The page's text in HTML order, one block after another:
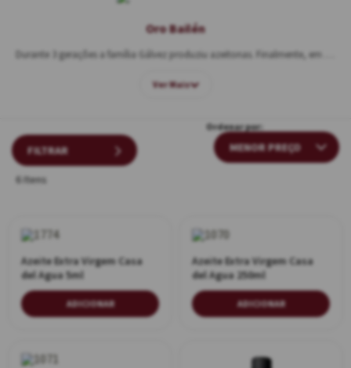
Oro Bailén
Ver Mais
6 Itens
FILTRAR
Ordenar por:
Azeite Extra Virgem Casa
del Agua 5ml
ADICIONAR
Azeite Extra Virgem Casa
del Agua 250ml
ADICIONAR